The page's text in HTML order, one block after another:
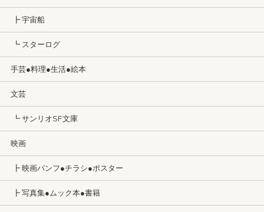
┣ 宇宙船
┗ スターログ
手芸●料理●生活●絵本
文芸
┗ サンリオSF文庫
映画
┣ 映画パンフ●チラシ●ポスター
┣ 写真集●ムック本●書籍